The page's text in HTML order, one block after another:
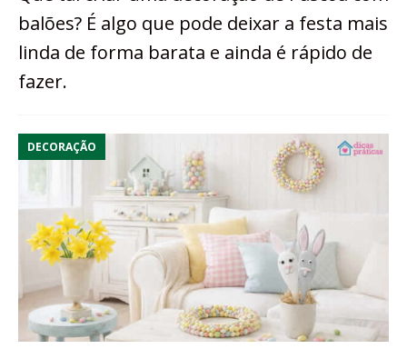
balões? É algo que pode deixar a festa mais
linda de forma barata e ainda é rápido de
fazer.
DECORAÇÃO